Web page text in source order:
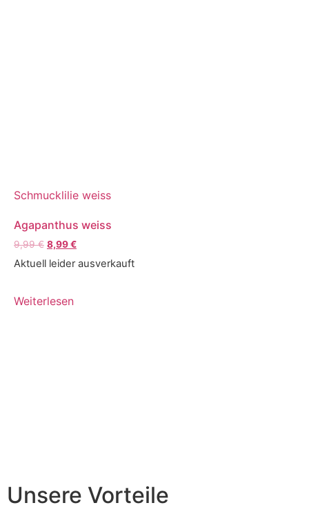
Schmucklilie weiss
Agapanthus weiss
9,99€ 8,99€
Aktuell leider ausverkauft
Weiterlesen
Unsere Vorteile